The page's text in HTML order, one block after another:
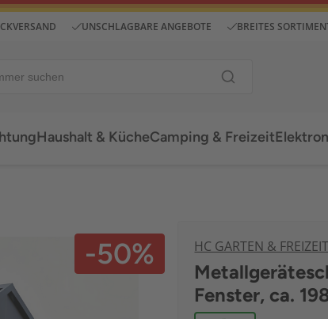
UNSCHLAGBARE ANGEBOTE BREITES
Haushalt & KücheCamping & Freizeit
-50% HC GARTEN & FREIZEIT
Fenster, ca.